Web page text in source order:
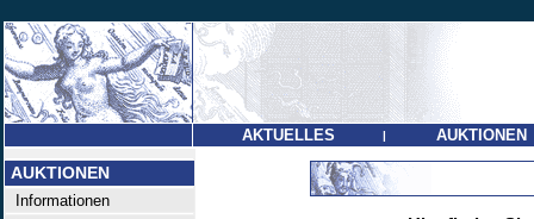
AKTUELLES | AUKTIONEN
AUKTIONEN
Informationen